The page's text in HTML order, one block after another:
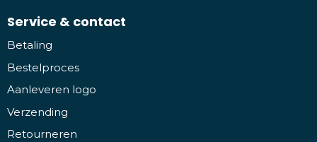
Service & contact
Betaling
Bestelproces
Aanleveren logo
Verzending
Retourneren